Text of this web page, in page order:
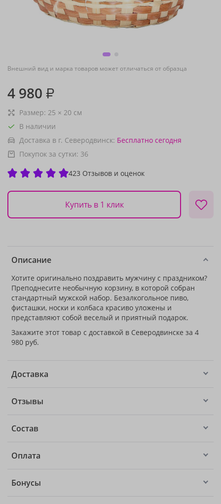
Внешний вид и марка товаров может отличаться от образца
4 980 ₽
Размер: 25 × 20 см
В наличии
Доставка в г. Северодвинск: Бесплатно сегодня
Покупок за сутки: 36
423 Отзывов и оценок
Купить в 1 клик
Описание
Хотите оригинально поздравить мужчину с праздником?
Преподнесите необычную корзину, в которой собран
стандартный мужской набор. Безалкогольное пиво,
фисташки, носки и колбаса красиво уложены и
представляют собой веселый и приятный подарок.
Закажите этот товар с доставкой в Северодвинске за 4
980 руб.
Доставка
Отзывы
Состав
Оплата
Бонусы